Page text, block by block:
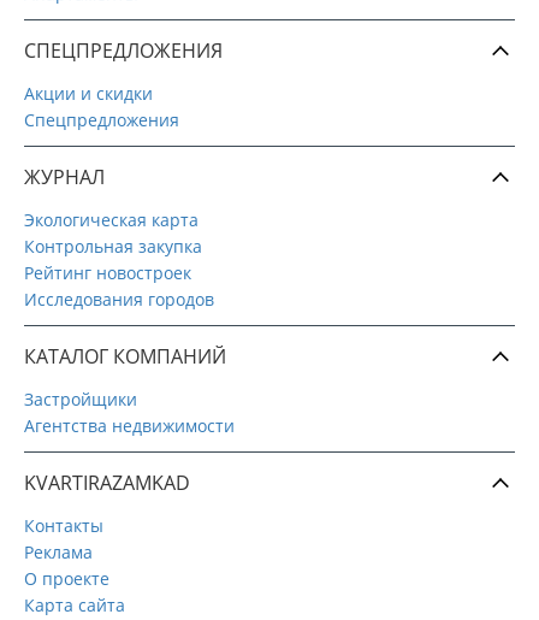
СПЕЦПРЕДЛОЖЕНИЯ
Акции и скидки
Спецпредложения
ЖУРНАЛ
Экологическая карта
Контрольная закупка
Рейтинг новостроек
Исследования городов
КАТАЛОГ КОМПАНИЙ
Застройщики
Агентства недвижимости
KVARTIRAZAMKAD
Контакты
Реклама
О проекте
Карта сайта